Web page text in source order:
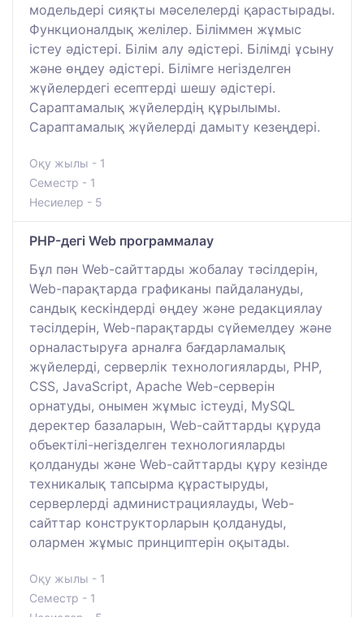
модельдері сияқты мәселелерді қарастырады.
Функционалдық желілер. Біліммен жұмыс
істеу әдістері. Білім алу әдістері. Білімді ұсыну
және өңдеу әдістері. Білімге негізделген
жүйелердегі есептерді шешу әдістері.
Сараптамалық жүйелердің құрылымы.
Сараптамалық жүйелерді дамыту кезеңдері.
Оқу жылы - 1
Семестр - 1
Несиелер - 5
PHP-дегі Web программалау
Бұл пән Web-сайттарды жобалау тәсілдерін,
Web-парақтарда графиканы пайдалануды,
сандық кескіндерді өңдеу және редакциялау
тәсілдерін, Web-парақтарды сүйемелдеу және
орналастыруға арналға бағдарламалық
жүйелерді, серверлік технологияларды, РНР,
CSS, JavaScript, Apache Web-серверін
орнатуды, онымен жұмыс істеуді, MySQL
деректер базаларын, Web-сайттарды құруда
объектілі-негізделген технологияларды
қолдануды және Web-сайттарды құру кезінде
техникалық тапсырма құрастыруды,
серверлерді администрациялауды, Web-
сайттар конструкторларын қолдануды,
олармен жұмыс принциптерін оқытады.
Оқу жылы - 1
Семестр - 1